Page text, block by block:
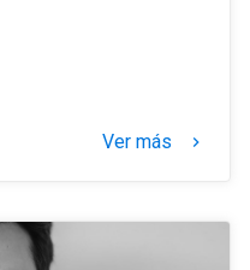
Ver más keyboard_arrow_right